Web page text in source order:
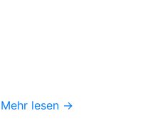
Mehr lesen →